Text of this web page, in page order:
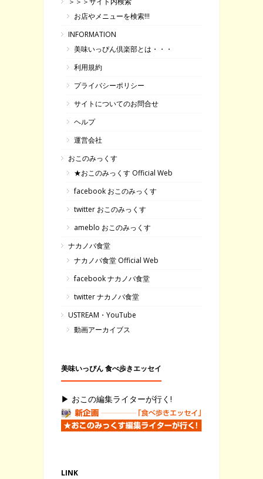
お店やメニューを検索!!!
INFORMATION
美味いっぴん倶楽部とは・・・
利用規約
プライバシーポリシー
サイトについてのお問合せ
ヘルプ
運営会社
おこのみっくす
★おこのみっくす Official Web
facebook おこのみっくす
twitter おこのみっくす
ameblo おこのみっくす
ナカノバ食堂
ナカノバ食堂 Official Web
facebook ナカノバ食堂
twitter ナカノバ食堂
USTREAM・YouTube
動画アーカイブス
美味いっぴん 食べ歩きエッセイ
▶ おこの編集ライターが行く!
LINK